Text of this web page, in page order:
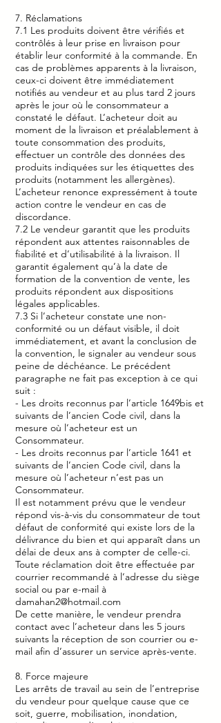
7. Réclamations
7.1 Les produits doivent être vérifiés et
contrôlés à leur prise en livraison pour
établir leur conformité à la commande. En
cas de problèmes apparents à la livraison,
ceux-ci doivent être immédiatement
notifiés au vendeur et au plus tard 2 jours
après le jour où le consommateur a
constaté le défaut. L’acheteur doit au
moment de la livraison et préalablement à
toute consommation des produits,
effectuer un contrôle des données des
produits indiquées sur les étiquettes des
produits (notamment les allergènes).
L’acheteur renonce expressément à toute
action contre le vendeur en cas de
discordance.
7.2 Le vendeur garantit que les produits
répondent aux attentes raisonnables de
fiabilité et d’utilisabilité à la livraison. Il
garantit également qu’à la date de
formation de la convention de vente, les
produits répondent aux dispositions
légales applicables.
7.3 Si l’acheteur constate une non-
conformité ou un défaut visible, il doit
immédiatement, et avant la conclusion de
la convention, le signaler au vendeur sous
peine de déchéance. Le précédent
paragraphe ne fait pas exception à ce qui
suit :
- Les droits reconnus par l’article 1649bis et
suivants de l’ancien Code civil, dans la
mesure où l’acheteur est un
Consommateur.
- Les droits reconnus par l’article 1641 et
suivants de l’ancien Code civil, dans la
mesure où l’acheteur n’est pas un
Consommateur.
Il est notamment prévu que le vendeur
répond vis-à-vis du consommateur de tout
défaut de conformité qui existe lors de la
délivrance du bien et qui apparaît dans un
délai de deux ans à compter de celle-ci.
Toute réclamation doit être effectuée par
courrier recommandé à l’adresse du siège
social ou par e-mail à
damahan2@hotmail.com
De cette manière, le vendeur prendra
contact avec l’acheteur dans les 5 jours
suivants la réception de son courrier ou e-
mail afin d’assurer un service après-vente.
8. Force majeure
Les arrêts de travail au sein de l’entreprise
du vendeur pour quelque cause que ce
soit, guerre, mobilisation, inondation,